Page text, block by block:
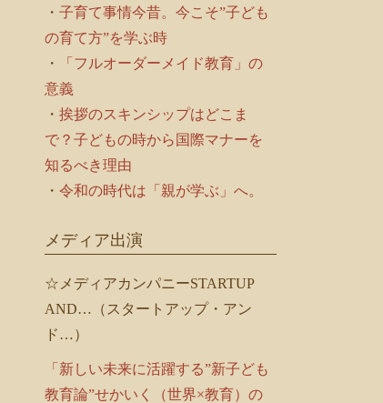
・ 子育て事情今昔。今こそ”子ども
の育て方”を学ぶ時
・
「フルオーダーメイド教育」の
意義
・ 挨拶のスキンシップはどこま
で？子どもの時から国際マナーを
知るべき理由
・ 令和の時代は「親が学ぶ」へ。
メディア出演
☆メディアカンパニーSTARTUP
AND…（スタートアップ・アン
ド…）
「新しい未来に活躍する”新子ども
教育論”せかいく（世界×教育）の